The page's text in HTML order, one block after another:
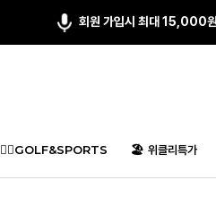
회원 가입시 최대 15,000
🏌️‍♂️GOLF&SPORTS 🏖️ 위클리특가